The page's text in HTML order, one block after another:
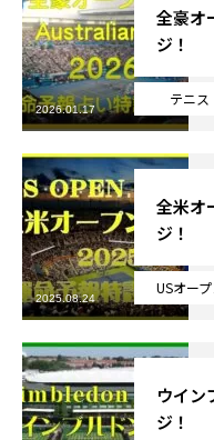
ブログ
お知らせ
芸能界
テニス
スポーツ
競馬
社会
テニス四大大会・五輪
テニス
全豪オ
ジ！
2026.01.17
USオー
全米オ
ジ！
2025.08.24
ウイン
ジ！